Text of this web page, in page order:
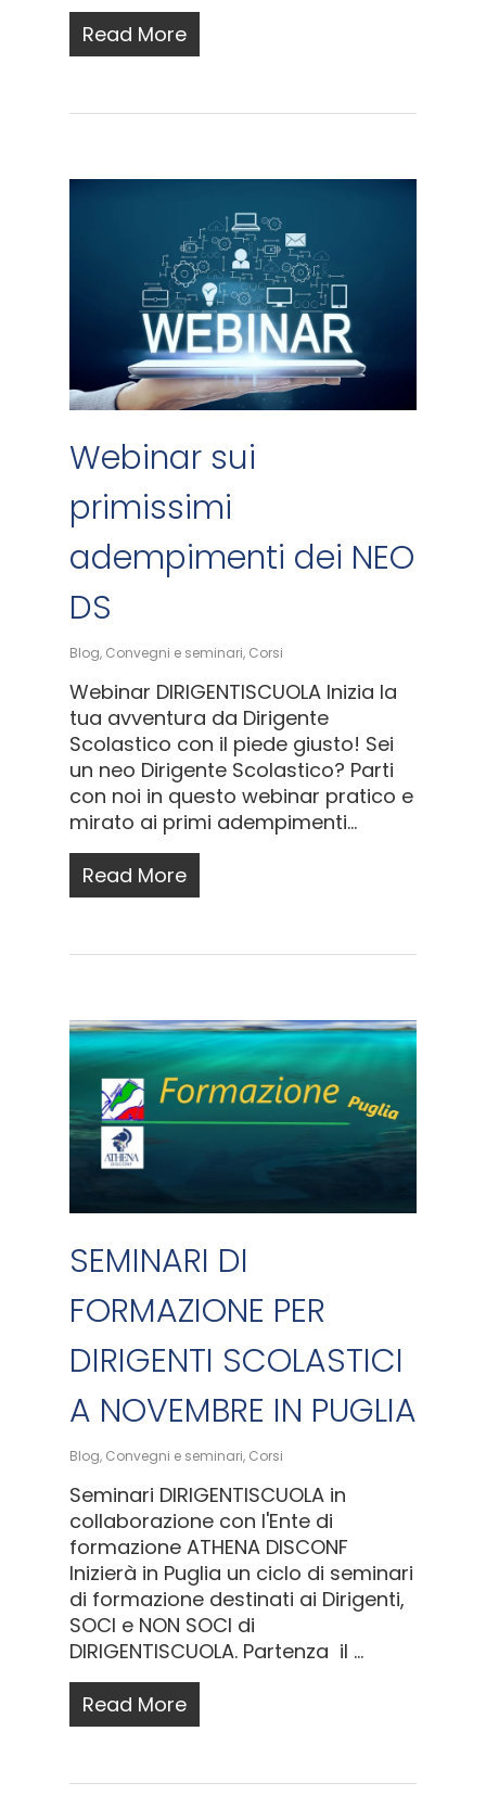
Read More
Webinar sui
primissimi
adempimenti dei NEO
DS
Blog, Convegni e seminari, Corsi
Webinar DIRIGENTISCUOLA Inizia la
tua avventura da Dirigente
Scolastico con il piede giusto! Sei
un neo Dirigente Scolastico? Parti
con noi in questo webinar pratico e
mirato ai primi adempimenti...
Read More
SEMINARI DI
FORMAZIONE PER
DIRIGENTI SCOLASTICI
A NOVEMBRE IN PUGLIA
Blog, Convegni e seminari, Corsi
Seminari DIRIGENTISCUOLA in
collaborazione con l'Ente di
formazione ATHENA DISCONF
Inizierà in Puglia un ciclo di seminari
di formazione destinati ai Dirigenti,
SOCI e NON SOCI di
DIRIGENTISCUOLA. Partenza il ...
Read More